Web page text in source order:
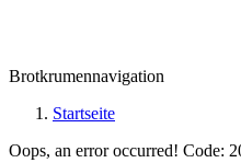
Brotkrumennavigation
Startseite
Oops, an error occurred! Code: